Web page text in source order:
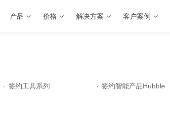
产品 价格 解决方案 客户案例
· 签约工具系列 · 签约智能产品Hubble